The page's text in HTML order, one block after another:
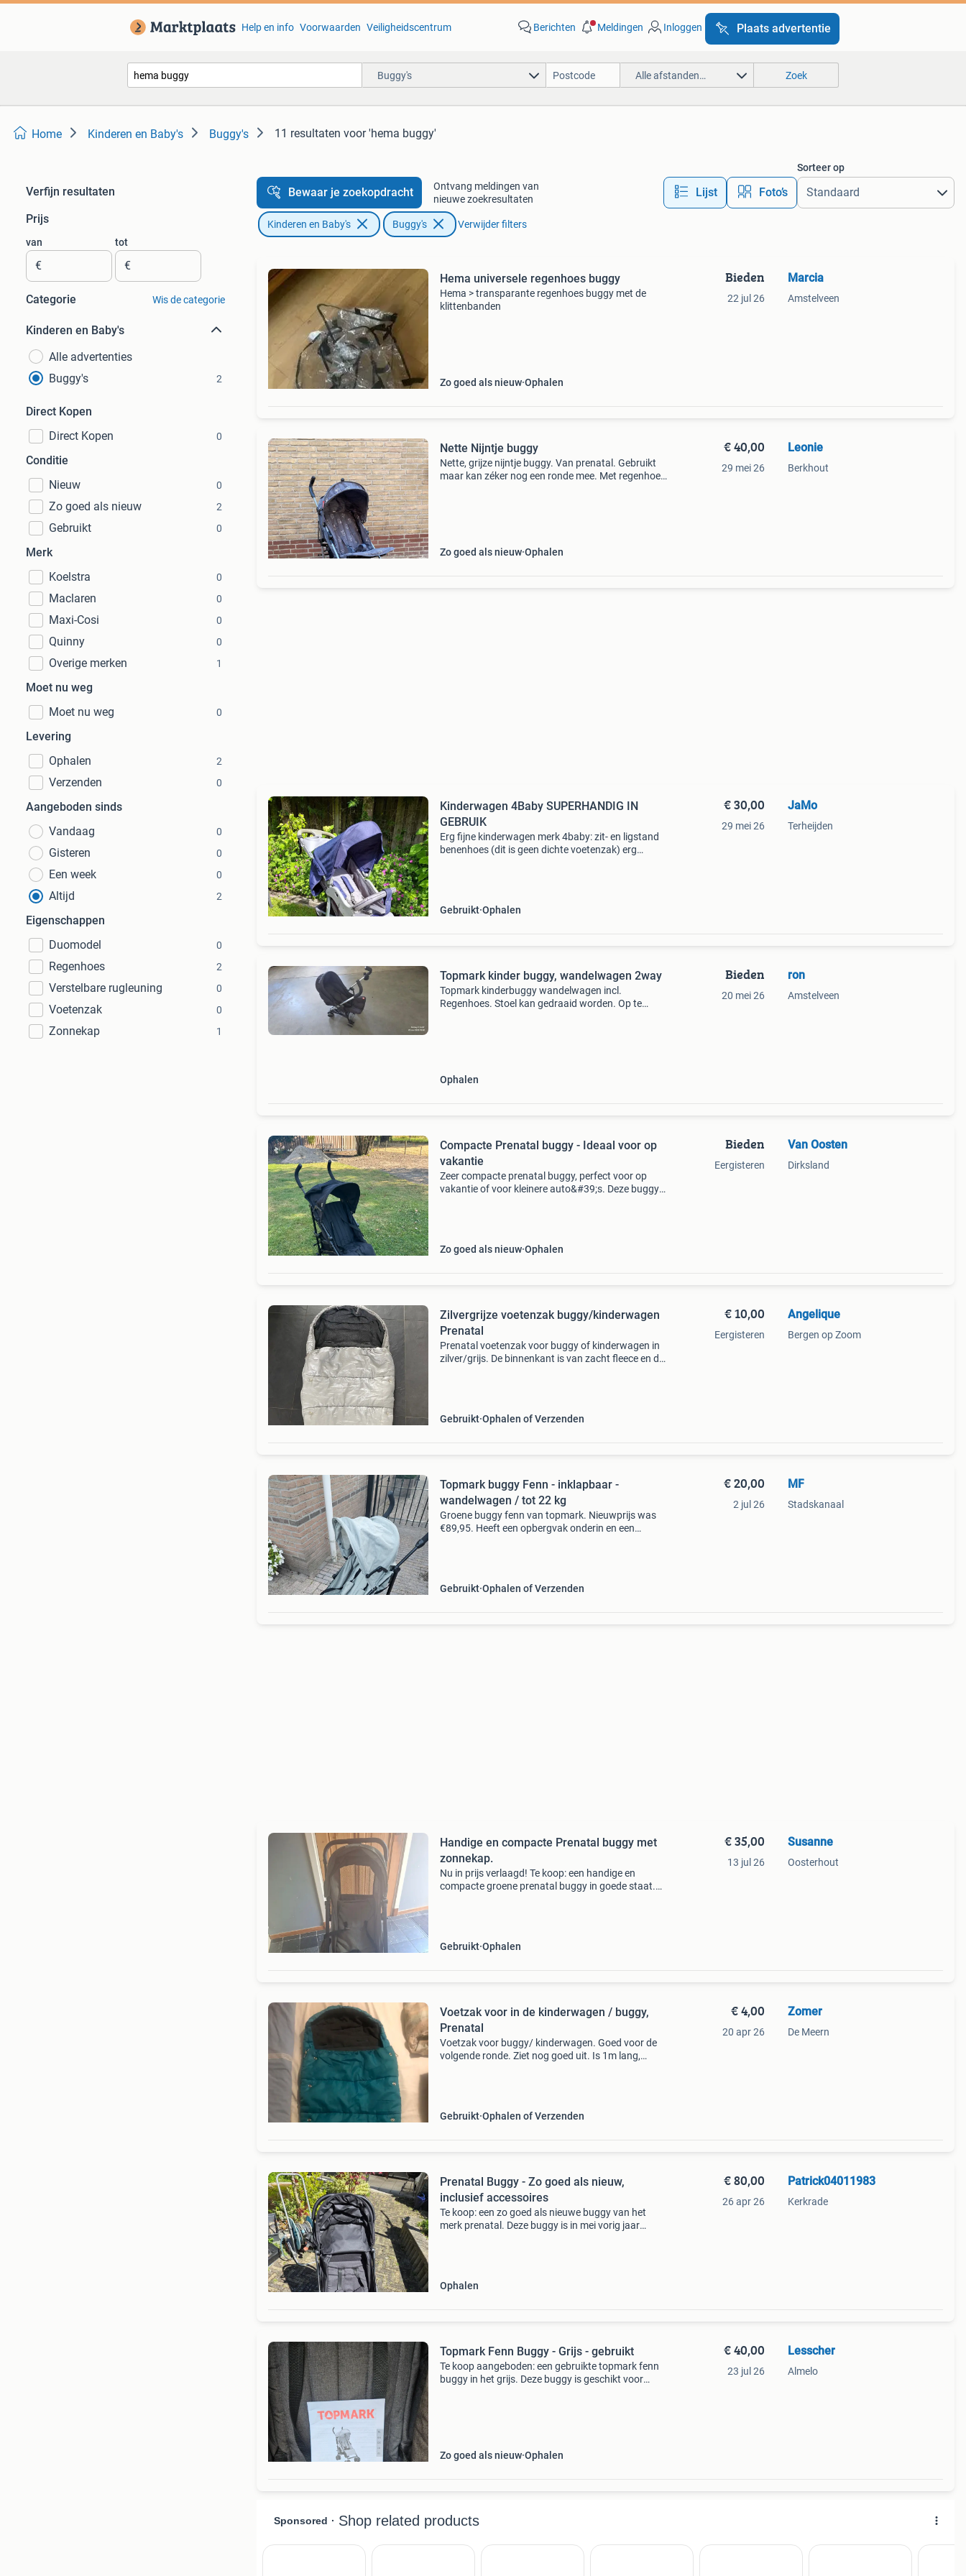
Help en info Voorwaarden Veiligheidscentrum Berichten Meldingen Inloggen Plaats advertentie
Buggy's Alle afstanden… Zoek
Home Kinderen en Baby's Buggy's 11 resultaten voor 'hema buggy'
Verfijn resultaten
Prijs
van
€
tot
€
Categorie Wis de categorie
Kinderen en Baby's
Alle advertenties
Buggy's
2
Direct Kopen
Direct Kopen
0
Conditie
Nieuw
0
Zo goed als nieuw 2
Gebruikt 0
Merk
Koelstra
0
Maclaren 0
Maxi-Cosi 0
Quinny 0
Overige merken 1
Moet nu weg
Moet nu weg
0
Levering
Ophalen
2
Verzenden 0
Aangeboden sinds
Vandaag
0
Gisteren 0
Een week 0
Altijd 2
Eigenschappen
Duomodel
0
Regenhoes 2
Verstelbare rugleuning 0
Voetenzak 0
Zonnekap 1
Bewaar je zoekopdracht
Ontvang meldingen van
nieuwe zoekresultaten
Lijst Foto’s
Sorteer op
Kinderen en Baby's Buggy's Verwijder filters
Hema universele regenhoes buggy
Hema > transparante regenhoes buggy met de
klittenbanden
Zo goed als nieuw Ophalen
Bieden
22 jul 26
Marcia
Amstelveen
Nette Nijntje buggy
Nette, grijze nijntje buggy. Van prenatal. Gebruikt
maar kan zéker nog een ronde mee. Met regenhoes
Zo goed als nieuw Ophalen
€ 40,00
29 mei 26
Leonie
Berkhout
Kinderwagen 4Baby SUPERHANDIG IN
GEBRUIK
Erg fijne kinderwagen merk 4baby: zit- en ligstand
benenhoes (dit is geen dichte voetenzak) erg
Gebruikt Ophalen
€ 30,00
29 mei 26
JaMo
Terheijden
Topmark kinder buggy, wandelwagen 2way
Topmark kinderbuggy wandelwagen incl.
Regenhoes. Stoel kan gedraaid worden. Op te
Ophalen
Bieden
20 mei 26
ron
Amstelveen
Compacte Prenatal buggy - Ideaal voor op
vakantie
Zeer compacte prenatal buggy, perfect voor op
vakantie of voor kleinere auto&#39;s. Deze buggy
Zo goed als nieuw Ophalen
Bieden
Eergisteren
Van Oosten
Dirksland
Zilvergrijze voetenzak buggy/kinderwagen
Prenatal
Prenatal voetenzak voor buggy of kinderwagen in
zilver/grijs. De binnenkant is van zacht fleece en de
Gebruikt Ophalen of Verzenden
€ 10,00
Eergisteren
Angelique
Bergen op Zoom
Topmark buggy Fenn - inklapbaar -
wandelwagen / tot 22 kg
Groene buggy fenn van topmark. Nieuwprijs was
€89,95. Heeft een opbergvak onderin en een
Gebruikt Ophalen of Verzenden
€ 20,00
2 jul 26
MF
Stadskanaal
Handige en compacte Prenatal buggy met
zonnekap.
Nu in prijs verlaagd! Te koop: een handige en
compacte groene prenatal buggy in goede staat.
Gebruikt Ophalen
€ 35,00
13 jul 26
Susanne
Oosterhout
Voetzak voor in de kinderwagen / buggy,
Prenatal
Voetzak voor buggy/ kinderwagen. Goed voor de
volgende ronde. Ziet nog goed uit. Is 1m lang,
Gebruikt Ophalen of Verzenden
€ 4,00
20 apr 26
Zomer
De Meern
Prenatal Buggy - Zo goed als nieuw,
inclusief accessoires
Te koop: een zo goed als nieuwe buggy van het
merk prenatal. Deze buggy is in mei vorig jaar
Ophalen
€ 80,00
26 apr 26
Patrick04011983
Kerkrade
Topmark Fenn Buggy - Grijs - gebruikt
Te koop aangeboden: een gebruikte topmark fenn
buggy in het grijs. Deze buggy is geschikt voor
Zo goed als nieuw Ophalen
€ 40,00
23 jul 26
Lesscher
Almelo